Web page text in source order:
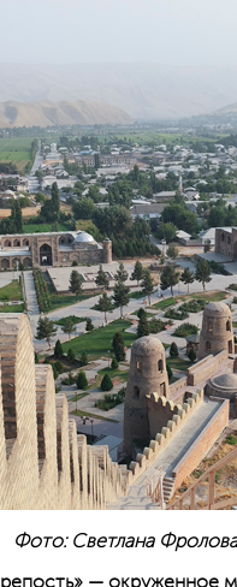
Фото: Светлана Фролова
— окруженное